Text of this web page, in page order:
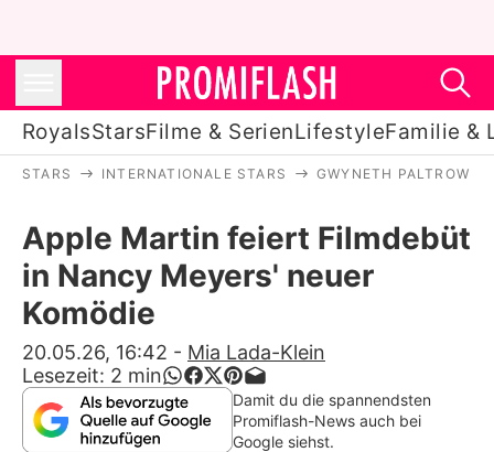
RoyalsStarsFilme & SerienLifestyleFamilie &
Stars
Filme & Serien
Lifestyle
Familie & Liebe
Promiflash Exklusiv
STARS INTERNATIONALE STARS GWYNETH PALTROW
Apple Martin feiert Filmdebüt
in Nancy Meyers' neuer
Komödie
20.05.26, 16:42 - Mia Lada-Klein
Lesezeit: 2 min
Damit du die spannendsten
Promiflash-News auch bei
Google siehst.